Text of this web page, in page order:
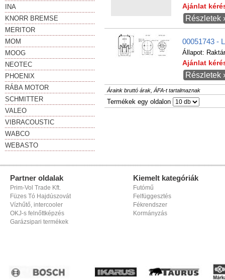
INA
KNORR BREMSE
MERITOR
MOM
MOOG
NEOTEC
PHOENIX
RÁBA MOTOR
SCHMITTER
VALEO
VIBRACOUSTIC
WABCO
WEBASTO
Ajánlat
Részletek
00051743 -
Állapot:
Ajánlat
Részletek
Áraink bruttó árak, ÁFA-t tartalmaznak
Termékek egy oldalon
Partner oldalak
Prim-Vol Trade Kft.
Füzes Tó Hajdúszovát
Vízhűtő, intercooler
OKJ-s felnőttképzés
Garázsipari termékek
Kiemelt kategóriák
Futómű
Felfüggesztés
Fékrendszer
Kormányzás